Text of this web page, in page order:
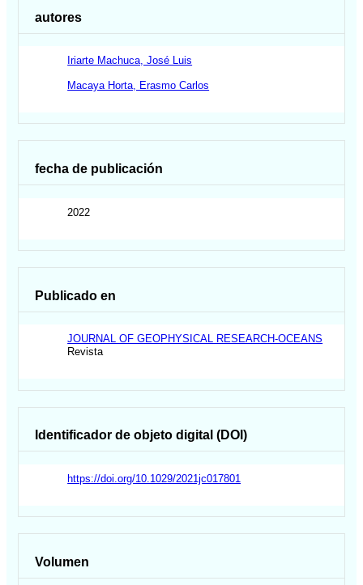
autores
Iriarte Machuca, José Luis
Macaya Horta, Erasmo Carlos
fecha de publicación
2022
Publicado en
JOURNAL OF GEOPHYSICAL RESEARCH-OCEANS
Revista
Identificador de objeto digital (DOI)
https://doi.org/10.1029/2021jc017801
Volumen